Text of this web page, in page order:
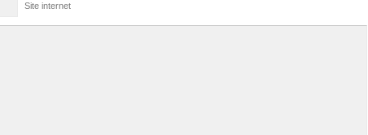
Site internet